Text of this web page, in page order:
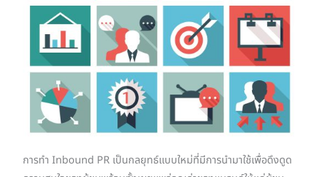
การทำ Inbound PR เป็นกลยุทธ์แบบใหม่ที่มีการนำมาใช้เพื่อดึงดูด